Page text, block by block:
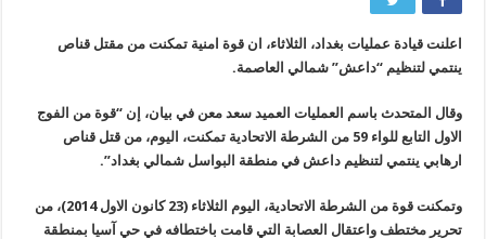
اعلنت قيادة عمليات بغداد، الثلاثاء، ان قوة امنية تمكنت من مقتل قناص
ينتمي لتنظيم “داعش” شمالي العاصمة.
وقال المتحدث باسم العمليات العميد سعد معن في بيان، إن “قوة من الفوج
الاول التابع للواء 59 من الشرطة الاتحادية تمكنت، اليوم، من قتل قناص
ارهابي ينتمي لتنظيم داعش في منطقة البواسل شمالي بغداد”.
وتمكنت قوة من الشرطة الاتحادية، اليوم الثلاثاء (23 كانون الاول 2014)، من
تحرير مختطف واعتقال العصابة التي قامت باختطافه في حي آسيا بمنطقة